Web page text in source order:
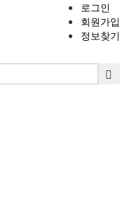
로그인
회원가입
정보찾기